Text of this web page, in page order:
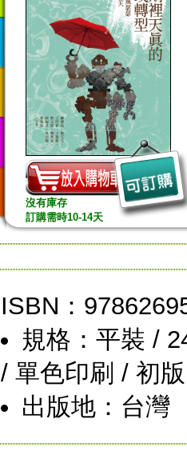
沒有庫存
訂購需時10-14天
ISBN：
規格：平裝 /
/ 單色印刷 / 初版
出版地：台灣